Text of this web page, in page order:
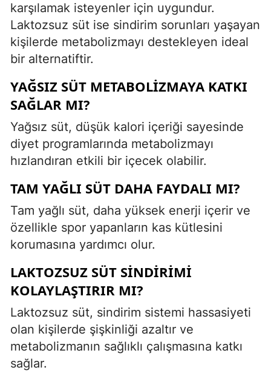
karşılamak isteyenler için uygundur.
Laktozsuz süt ise sindirim sorunları yaşayan
kişilerde metabolizmayı destekleyen ideal
bir alternatiftir.
YAĞSIZ SÜT METABOLIZMAYA KATKI
SAĞLAR MI?
Yağsız süt, düşük kalori içeriği sayesinde
diyet programlarında metabolizmayı
hızlandıran etkili bir içecek olabilir.
TAM YAĞLI SÜT DAHA FAYDALI MI?
Tam yağlı süt, daha yüksek enerji içerir ve
özellikle spor yapanların kas kütlesini
korumasına yardımcı olur.
LAKTOZSUZ SÜT SINDIRIMI
KOLAYLAŞTIRIR MI?
Laktozsuz süt, sindirim sistemi hassasiyeti
olan kişilerde şişkinliği azaltır ve
metabolizmanın sağlıklı çalışmasına katkı
sağlar.